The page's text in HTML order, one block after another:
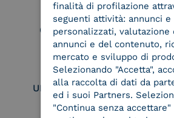
Conservatore
qualificato
UNI EN ISO 9001
finalità di profilazione
seguenti attività: annunci
personalizzati, valutazione
annunci e del contenuto,
mercato e sviluppo di
Selezionando "Accetta",
alla raccolta di dati da
ed i suoi Partners.
"Continua senza accettare"